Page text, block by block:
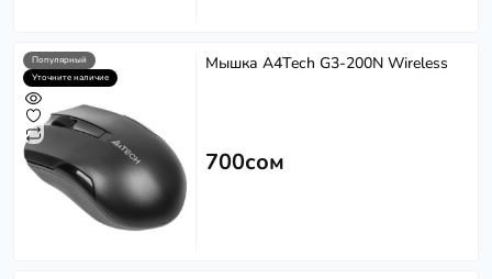
Популярный
Уточните наличие
Мышка A4Tech G3-200N Wireless
700сом